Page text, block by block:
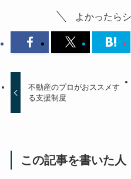
よかったら
不動産のプロがおススメす
る支援制度
この記事を書いた人